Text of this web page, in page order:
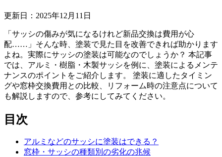
更新日： 2025年12 月 11 日
「サッシの傷みが気になるけれど新品交換は費用が心
配……」そんな時、塗装で見た目を改善できれば助かります
よね。実際にサッシの塗装は可能なのでしょうか？ 本記事
では、アルミ・樹脂・木製サッシを例に、塗装によるメンテ
ナンスのポイントをご紹介します。 塗装に適したタイミン
グや窓枠交換費用との比較、リフォーム時の注意点について
も解説しますので、参考にしてみてください。
目次
アルミなどのサッシに塗装はできる？
窓枠・サッシの種類別の劣化の兆候